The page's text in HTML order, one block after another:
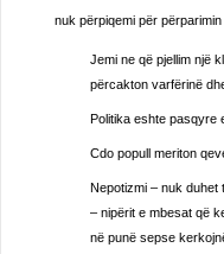
nuk përpiqemi për
Jemi ne që pjellim një
përcakton varfërinë
Politika eshte pasqyre
Cdo popull meriton
Nepotizmi – nuk duhet
– nipërit e mbesat që
në punë sepse